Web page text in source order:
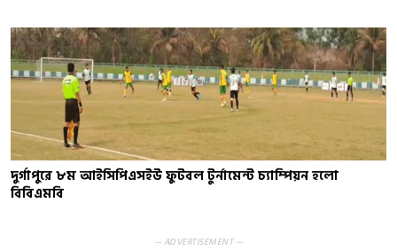
দুর্গাপুরে ৮ম আইসিপিএসইউ ফুটবল টুর্নামেন্ট চ্যাম্পিয়ন হলো
বিবিএমবি
— ADVERTISEMENT —